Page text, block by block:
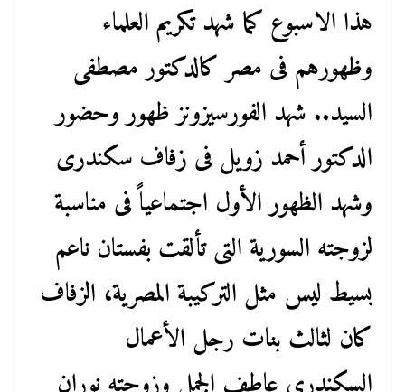
هذا الاسبوع كما شهد تكريم العلماء
وظهورهم فى مصر كالدكتور مصطفى
السيد.. شهد الفورسيزونز ظهور وحضور
الدكتور أحمد زويل فى زفاف سكندرى
وشهد الظهور الأول اجتماعياً فى مناسبة
لزوجته السورية التى تألقت بفستان ناعم
بسيط ليس مثل التركيبة المصرية، الزفاف
كان لثالث بنات رجل الأعمال